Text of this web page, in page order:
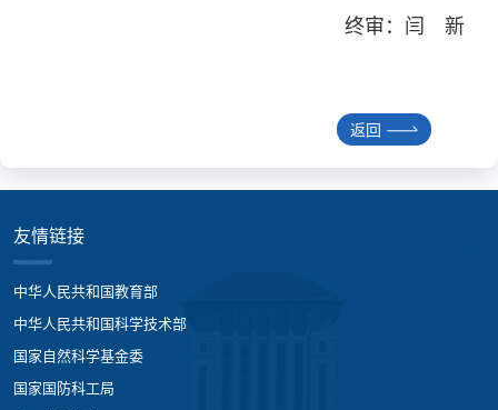
终审：闫 新
返回
友情链接
中华人民共和国教育部
中华人民共和国科学技术部
国家自然科学基金委
国家国防科工局